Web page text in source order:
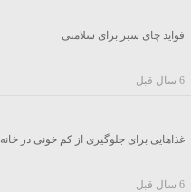
فواید چای سبز برای سلامتی
6 سال قبل
غذاهایی برای جلوگیری از کم خونی در خانه
6 سال قبل